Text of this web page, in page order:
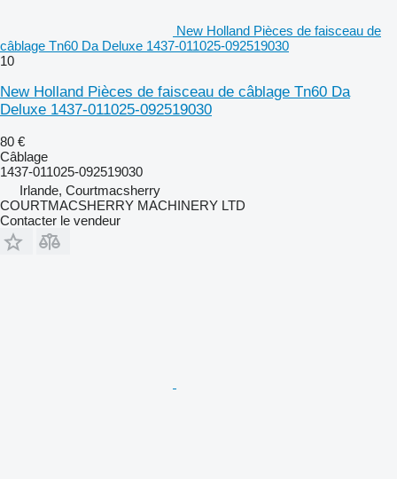
New Holland Pièces de faisceau de
câblage Tn60 Da Deluxe 1437-011025-092519030
10
New Holland Pièces de faisceau de câblage Tn60 Da
Deluxe 1437-011025-092519030
80 €
Câblage
1437-011025-092519030
Irlande, Courtmacsherry
COURTMACSHERRY MACHINERY LTD
Contacter le vendeur